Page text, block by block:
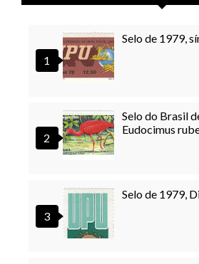
Selo de 1979,
Selo do Brasil
Eudocimus
Selo de 1979,